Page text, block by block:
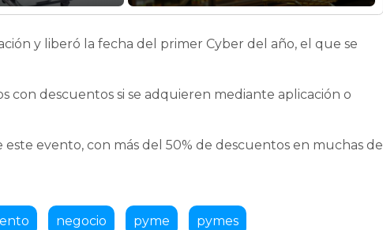
y liberó la fecha del primer Cyber del año, el que se
con descuentos si se adquieren mediante aplicación o
evento, con más del 50% de descuentos en muchas de
negocio pyme pymes